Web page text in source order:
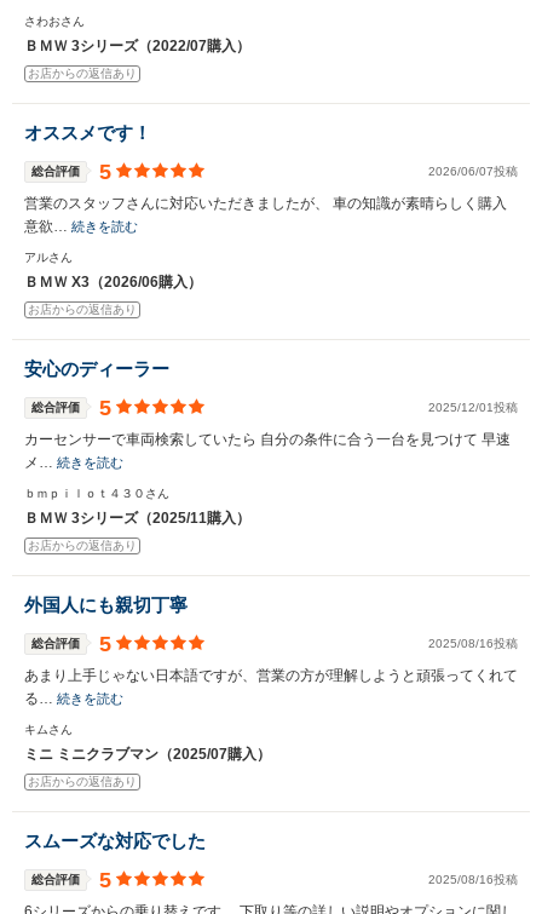
さわおさん
ＢＭＷ 3シリーズ（2022/07購入）
お店からの返信あり
オススメです！
総合評価 5 2026/06/07投稿
営業のスタッフさんに対応いただきましたが、 車の知識が素晴らしく購入
意欲… 続きを読む
アルさん
ＢＭＷ X3（2026/06購入）
お店からの返信あり
安心のディーラー
総合評価 5 2025/12/01投稿
カーセンサーで車両検索していたら 自分の条件に合う一台を見つけて 早速
メ… 続きを読む
ｂｍｐｉｌｏｔ４３０さん
ＢＭＷ 3シリーズ（2025/11購入）
お店からの返信あり
外国人にも親切丁寧
総合評価 5 2025/08/16投稿
あまり上手じゃない日本語ですが、営業の方が理解しようと頑張ってくれて
る… 続きを読む
キムさん
ミニ ミニクラブマン（2025/07購入）
お店からの返信あり
スムーズな対応でした
総合評価 5 2025/08/16投稿